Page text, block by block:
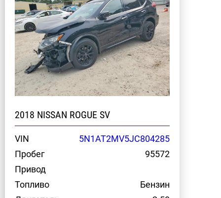
2018 NISSAN ROGUE SV
VIN
5N1AT2MV5JC804285
Пробег
95572
Привод
Топливо
Бензин